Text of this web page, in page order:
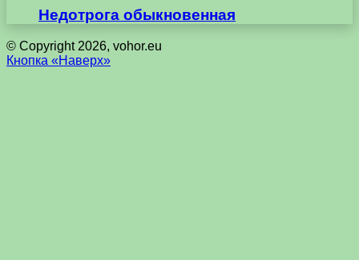
Недотрога обыкновенная
© Copyright 2026, vohor.eu
Кнопка «Наверх»